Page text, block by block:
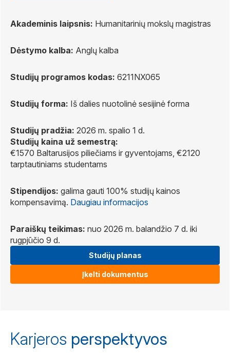
Akademinis laipsnis: Humanitarinių mokslų magistras
Dėstymo kalba: Anglų kalba
Studijų programos kodas: 6211NX065
Studijų forma: Iš dalies nuotolinė sesijinė forma
Studijų pradžia: 2026 m. spalio 1 d.
Studijų kaina už semestrą:
€1570 Baltarusijos piliečiams ir gyventojams, €2120
tarptautiniams studentams
Stipendijos: galima gauti 100% studijų kainos
kompensavimą. Daugiau informacijos
Paraiškų teikimas: nuo 2026 m. balandžio 7 d. iki
rugpjūčio 9 d.
Studijų planas
Įkelti dokumentus
Karjeros perspektyvos